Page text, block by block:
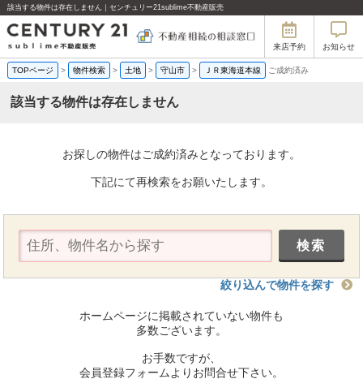
該当する物件は存在しません｜センチュリー21sublime不動産販売
来店予約 お知らせ
TOPページ > 物件検索 > 土地 > 守山市 > ＪＲ東海道本線 ご成約済み
該当する物件は存在しません
お探しの物件はご成約済みとなっております。
下記にて再検索をお願いたします。
絞り込んで物件を探す
ホームページに掲載されていない物件も
多数ございます。
お手数ですが、
会員登録フォームよりお問合せ下さい。